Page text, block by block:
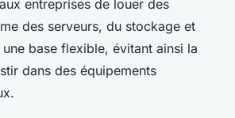
entreprises de louer des
des serveurs, du stockage et
base flexible, évitant ainsi la
dans des équipements